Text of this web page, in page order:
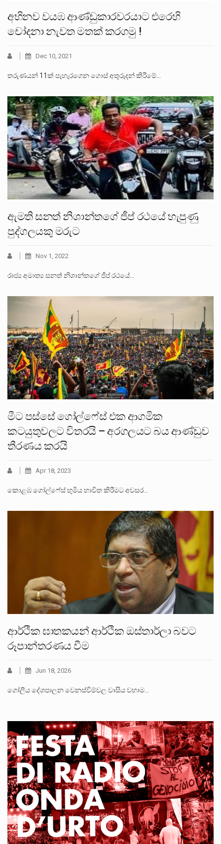
අභිනව වයඹ ආණ්ඩුකාරවරයාට එරෙහි
චෝදනා නැවත මතක් කරගමු !
Dec 10, 2021
තරුණයන් 11ක් පැහැරගෙන ගොස් අතුරුදන් කිරීමේ…
ඇමති සනත් නිශාන්තගේ ජීප් රථයේ හැපුණු
පුද්ගලයකු මරුට
Nov 1, 2022
රාජ්‍ය අමාත්‍ය සනත් නිශාන්තගේ ජීප් රථයේ…
මීට පස්සේ ගෝල්ෆේස් එක ආගමික
කටයුතුවලට විතරයි – අරගලයට බය ආණ්ඩුව
තීරණය කරයි
Apr 18, 2023
කොළඹ ගෝල්ෆේස් භුමිය භාවිත කිරීමට අවසර…
ආර්ථික ඝාතකයන් ආර්ථික ඔස්තාර්ලා බවට
රූපාන්තරණය වීම
Jun 18, 2026
ගෝලීය දේශපාලන වෙනස්වීම්වල වාසිය වහාම…